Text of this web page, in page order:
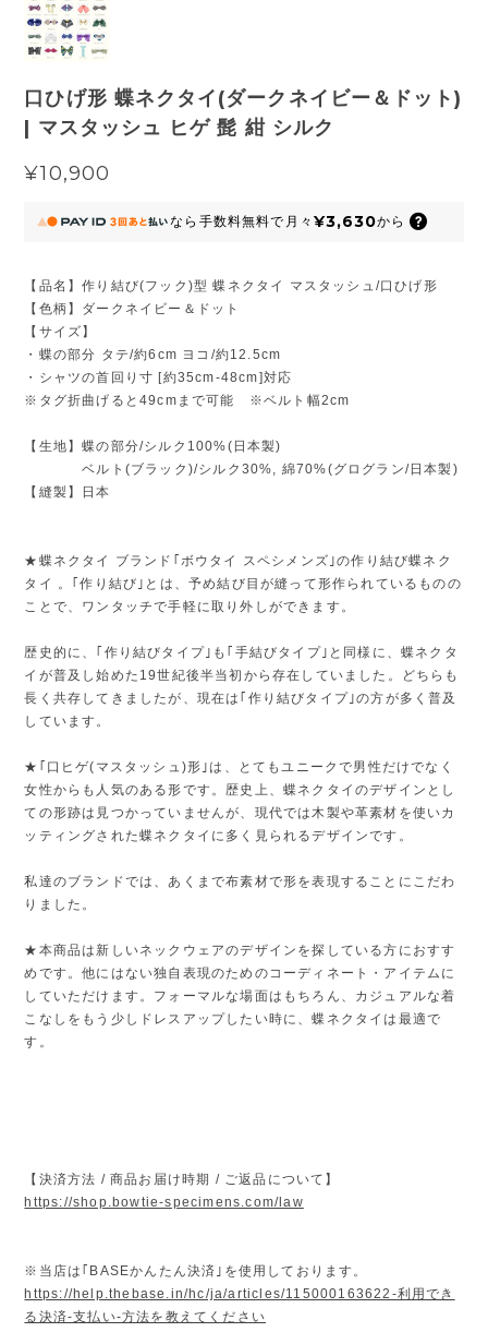
口ひげ形 蝶ネクタイ(ダークネイビー＆ドット)
| マスタッシュ ヒゲ 髭 紺 シルク
¥10,900
なら 手数料無料で 月々 ¥3,630から
【品名】作り結び(フック)型 蝶ネクタイ マスタッシュ/口ひげ形
【色柄】ダークネイビー＆ドット
【サイズ】
・蝶の部分 タテ/約6cm ヨコ/約12.5cm
・シャツの首回り寸 [約35cm-48cm]対応
※タグ折曲げると49cmまで可能 ※ベルト幅2cm
【生地】蝶の部分/シルク100%(日本製)
ベルト(ブラック)/シルク30%, 綿70%(グログラン/日本製)
【縫製】日本
★蝶ネクタイ ブランド｢ボウタイ スペシメンズ｣の作り結び蝶ネク
タイ 。｢作り結び｣とは、予め結び目が縫って形作られているものの
ことで、ワンタッチで手軽に取り外しができます。
歴史的に、｢作り結びタイプ｣も｢手結びタイプ｣と同様に、蝶ネクタ
イが普及し始めた19世紀後半当初から存在していました。どちらも
長く共存してきましたが、現在は｢作り結びタイプ｣の方が多く普及
しています。
★｢口ヒゲ(マスタッシュ)形｣は、とてもユニークで男性だけでなく
女性からも人気のある形です。歴史上、蝶ネクタイのデザインとし
ての形跡は見つかっていませんが、現代では木製や革素材を使いカ
ッティングされた蝶ネクタイに多く見られるデザインです。
私達のブランドでは、あくまで布素材で形を表現することにこだわ
りました。
★本商品は新しいネックウェアのデザインを探している方におすす
めです。他にはない独自表現のためのコーディネート・アイテムに
していただけます。フォーマルな場面はもちろん、カジュアルな着
こなしをもう少しドレスアップしたい時に、蝶ネクタイは最適で
す。
【決済方法 / 商品お届け時期 / ご返品について】
https://shop.bowtie-specimens.com/law
※当店は｢BASEかんたん決済｣を使用しております。
https://help.thebase.in/hc/ja/articles/115000163622-利用でき
る決済-支払い-方法を教えてください